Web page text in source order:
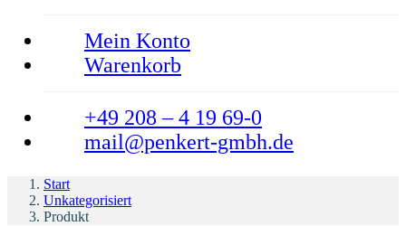
Mein Konto
Warenkorb
+49 208 – 4 19 69-0
mail@penkert-gmbh.de
Start
Unkategorisiert
Produkt